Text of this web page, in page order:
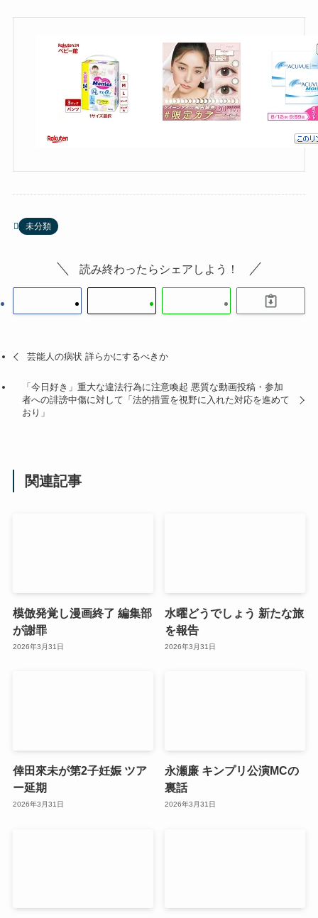
未分類
読み終わったらシェアしよう！
芸能人の病状 詳らかにするべきか
「今日好き」重大な違法行為に注意喚起 悪質な動画投稿・参加
者への誹謗中傷に対して「法的措置を視野に入れた対応を進めて
おり」
関連記事
模倣発覚し漫画終了 編集部
が謝罪
2026年3月31日
水曜どうでしょう 新たな旅
を報告
2026年3月31日
倖田來未が第2子妊娠 ツア
ー延期
2026年3月31日
永瀬廉 キンプリ公演MCの
裏話
2026年3月31日